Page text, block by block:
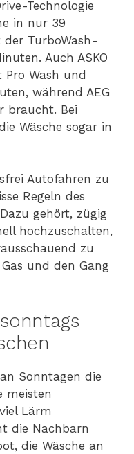
Technologie
in nur 39
TurboWash-
Auch ASKO
Wash und
während AEG
braucht. Bei
Wäsche sogar in
Autofahren zu
Regeln des
gehört, zügig
hochzuschalten,
zu
und den Gang
Sonntagen die
meisten
Lärm
die Nachbarn
die Wäsche an